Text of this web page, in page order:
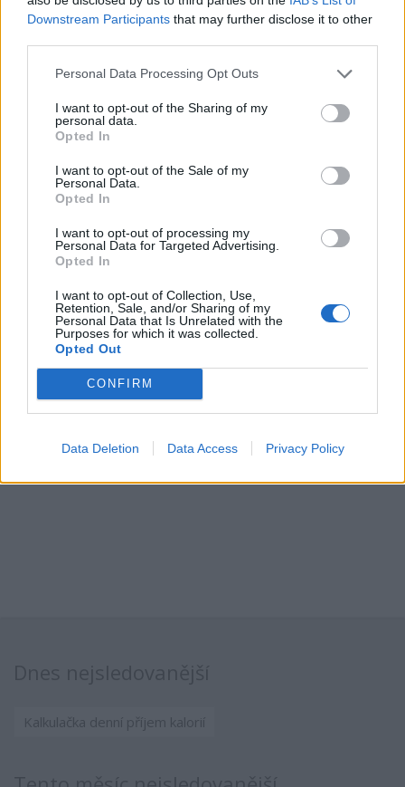
Downstream Participants that may further disclose it to other
Personal Data Processing Opt Outs
I want to opt-out of the Sharing of my
personal data.
Opted In
I want to opt-out of the Sale of my
Personal Data.
Opted In
I want to opt-out of processing my
Personal Data for Targeted Advertising.
Opted In
I want to opt-out of Collection, Use,
Retention, Sale, and/or Sharing of my
Personal Data that Is Unrelated with the
Purposes for which it was collected.
Opted Out
CONFIRM
Data Deletion Data Access Privacy Policy
spočítány na základě britské studie Whyte et al (2008).
Sportovci muži: 202 - (0.55 x Věk)
Sportovci ženy: 216 - (1.09 x Věk)
Zdroje a další informace
Wikipedia: srdeční rytmus
Také by vás mohlo zajímat
Kalkulačka rychlosti běhu – pomůže vám s běžeckým
tréninkem
Kalkulačka tréninkové rychlosti běhu – správné úrovně
rychlosti pro váš tréninkový plán
Kalkulačka denní příjem kalorií